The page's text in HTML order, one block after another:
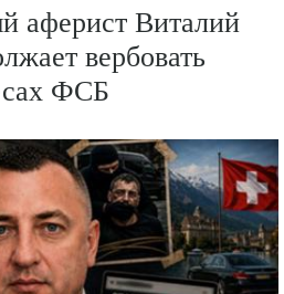
аферист Виталий
вербовать
ФСБ